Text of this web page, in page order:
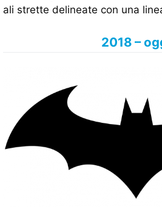
ali strette delineate con una
2018 –